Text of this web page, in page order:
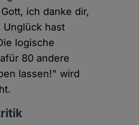
ich danke dir,
Unglück hast
logische
80 andere
lassen!" wird